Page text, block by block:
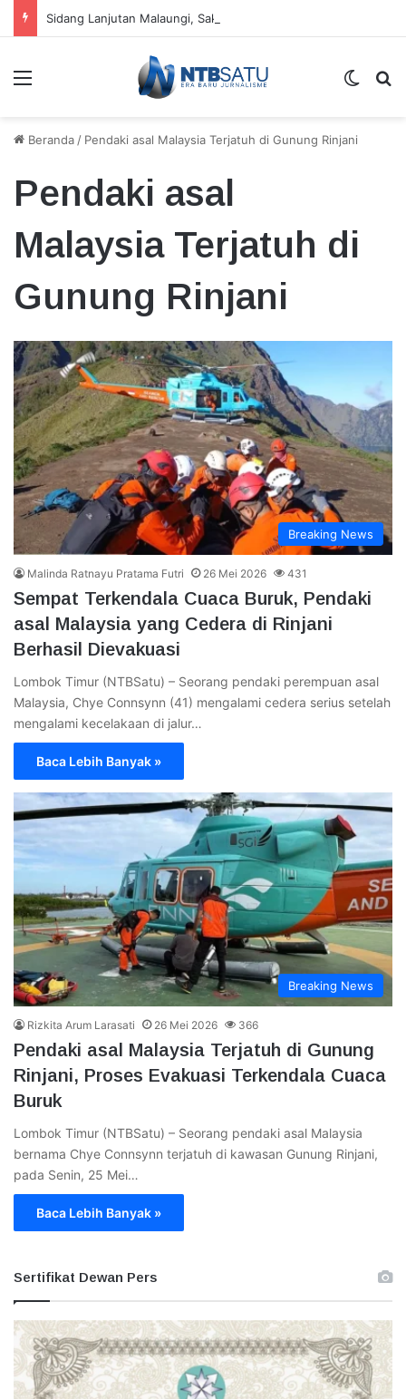
Menu
Beranda / Pendaki asal Malaysia Terjatuh di Gunung Rinjani
Pendaki asal
Malaysia Terjatuh di
Gunung Rinjani
Breaking News
Malinda Ratnayu Pratama Futri 26 Mei 2026 431
Sempat Terkendala Cuaca Buruk, Pendaki
asal Malaysia yang Cedera di Rinjani
Berhasil Dievakuasi
Lombok Timur (NTBSatu) – Seorang pendaki perempuan asal
Malaysia, Chye Connsynn (41) mengalami cedera serius setelah
mengalami kecelakaan di jalur…
Baca Lebih Banyak »
Breaking News
Rizkita Arum Larasati 26 Mei 2026 366
Pendaki asal Malaysia Terjatuh di Gunung
Rinjani, Proses Evakuasi Terkendala Cuaca
Buruk
Lombok Timur (NTBSatu) – Seorang pendaki asal Malaysia
bernama Chye Connsynn terjatuh di kawasan Gunung Rinjani,
pada Senin, 25 Mei…
Baca Lebih Banyak »
Sertifikat Dewan Pers